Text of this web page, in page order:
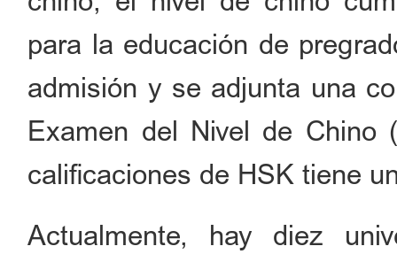
para la educación de
admisión y se adjunta una
Examen del Nivel de Chino
calificaciones de HSK tiene
Actualmente, hay diez